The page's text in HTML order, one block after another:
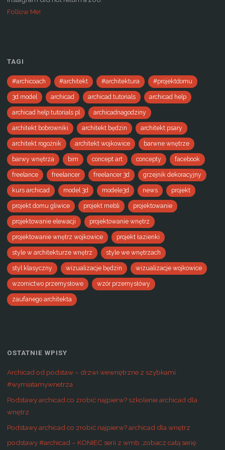
Follow Me!
TAGI
#archicoach #architekt #architektura #projektdomu
3d model archicad archicad.tutorials archicad help
archicad help tutorials pl archicadnagodziny
architekt bobrowniki architekt będzin architekt psary
architekt rogoźnik architekt wojkowice barwne wnętrze
barwy wnętrza bim concept art concepty facebook
freelance freelancer freelancer 3d grzejnik dekoracyjny
kurs archicad model 3d modele3d news projekt
projekt domu gliwice projekt mebli projektowanie
projektowanie elewacji projektowanie wnętrz
projektowanie wnętrz wojkowice projekt łazienki
style w architekturze wnętrz style we wnętrzach
styl klasyczny wizualizacje będzin wizualizacje wojkowice
wzornictwo przemysłowe wzór przemysłówy
zaufanego architekta
OSTATNIE WPISY
Archicad od podstaw – drzwi wewnętrzne z szybkami
#wymiatamywnetrza
Podstawy archicad co zrobić najpierw? szkolenie archicad dla
wnętrz
Podstawy archicad co zrobić najpierw? archicad dla wnętrz
podstawy #archicad – KONIEC serii z wmb ,zobacz całą serię